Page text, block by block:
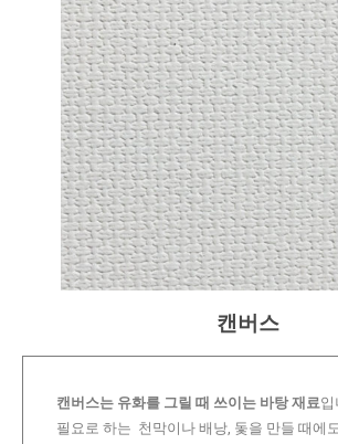
캔버스
캔버스는 유화를 그릴 때 쓰이는 바탕 재료입
필요로 하는 천막이나 배낭, 돛을 만들 때에